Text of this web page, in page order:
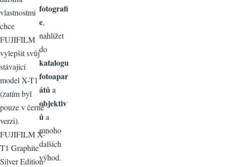
vlastnostmi
chce
FUJIFILM
vylepšit svůj
stávající
model X-T1
(zatím byl
pouze v černé
verzi).
FUJIFILM X-
T1 Graphite
Silver Edition
fotografi
e,
nahlížet
do
katalogu
fotoapar
átů a
objektiv
ů a
mnoho
dalších
výhod.